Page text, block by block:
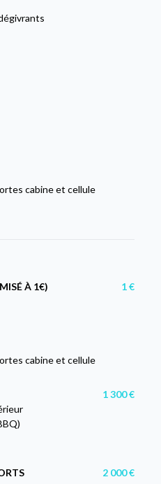
cabine et cellule
À 1€)
1 €
cabine et cellule
1 300 €
2 000 €